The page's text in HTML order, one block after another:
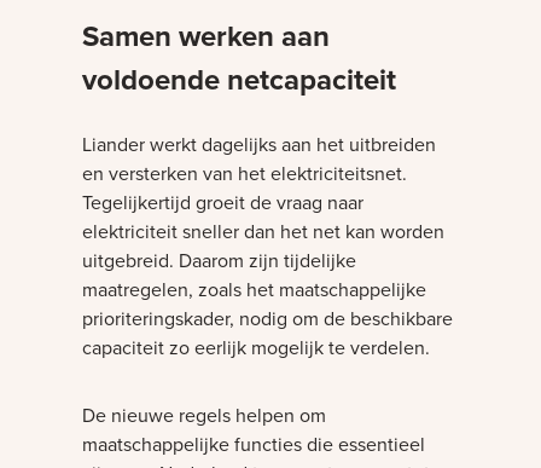
Samen werken aan
voldoende netcapaciteit
Liander werkt dagelijks aan het uitbreiden
en versterken van het elektriciteitsnet.
Tegelijkertijd groeit de vraag naar
elektriciteit sneller dan het net kan worden
uitgebreid. Daarom zijn tijdelijke
maatregelen, zoals het maatschappelijke
prioriteringskader, nodig om de beschikbare
capaciteit zo eerlijk mogelijk te verdelen.
De nieuwe regels helpen om
maatschappelijke functies die essentieel